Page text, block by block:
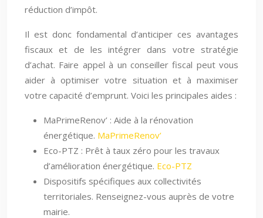
réduction d’impôt.
Il est donc fondamental d’anticiper ces avantages
fiscaux et de les intégrer dans votre stratégie
d’achat. Faire appel à un conseiller fiscal peut vous
aider à optimiser votre situation et à maximiser
votre capacité d’emprunt. Voici les principales aides :
MaPrimeRenov’ : Aide à la rénovation
énergétique. MaPrimeRenov’
Eco-PTZ : Prêt à taux zéro pour les travaux
d’amélioration énergétique. Eco-PTZ
Dispositifs spécifiques aux collectivités
territoriales. Renseignez-vous auprès de votre
mairie.